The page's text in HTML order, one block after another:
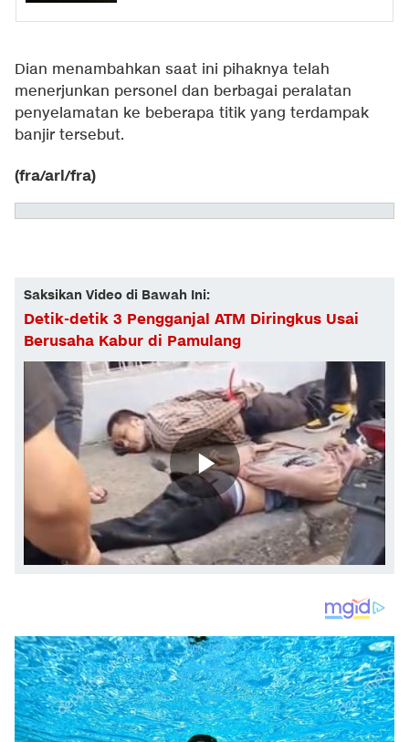
Dian menambahkan saat ini pihaknya telah
menerjunkan personel dan berbagai peralatan
penyelamatan ke beberapa titik yang terdampak
banjir tersebut.
(fra/arl/fra)
Saksikan Video di Bawah Ini:
Detik-detik 3 Pengganjal ATM Diringkus Usai
Berusaha Kabur di Pamulang